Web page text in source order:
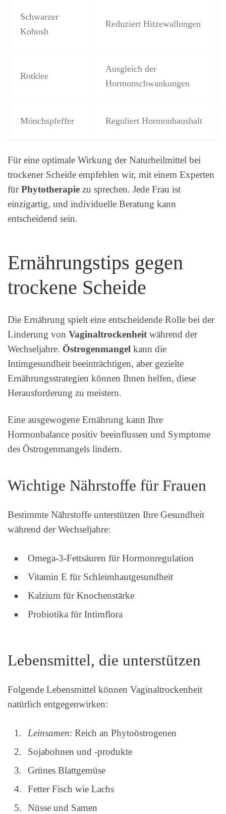
Schwarzer
Kohosh
Reduziert Hitzewallungen
Rotklee
Ausgleich der
Hormonschwankungen
Mönchspfeffer Reguliert Hormonhaushalt
Für eine optimale Wirkung der Naturheilmittel bei
trockener Scheide empfehlen wir, mit einem Experten
fürPhytotherapie zu sprechen. Jede Frau ist
einzigartig, und individuelle Beratung kann
entscheidend sein.
Ernährungstips gegen
trockene Scheide
Die Ernährung spielt eine entscheidende Rolle bei der
Linderung von Vaginaltrockenheitwährend der
Wechseljahre. Östrogenmangel kann die
Intimgesundheit beeinträchtigen, aber gezielte
Ernährungsstrategien können Ihnen helfen, diese
Herausforderung zu meistern.
Eine ausgewogene Ernährung kann Ihre
Hormonbalance positiv beeinflussen und Symptome
des Östrogenmangels lindern.
Wichtige Nährstoffe für Frauen
Bestimmte Nährstoffe unterstützen Ihre Gesundheit
während der Wechseljahre:
Omega-3-Fettsäuren für Hormonregulation
Vitamin E für Schleimhautgesundheit
Kalzium für Knochenstärke
Probiotika für Intimflora
Lebensmittel, die unterstützen
Folgende Lebensmittel können Vaginaltrockenheit
natürlich entgegenwirken:
Leinsamen: Reich an Phytoöstrogenen
Sojabohnen und -produkte
Grünes Blattgemüse
Fetter Fisch wie Lachs
Nüsse und Samen